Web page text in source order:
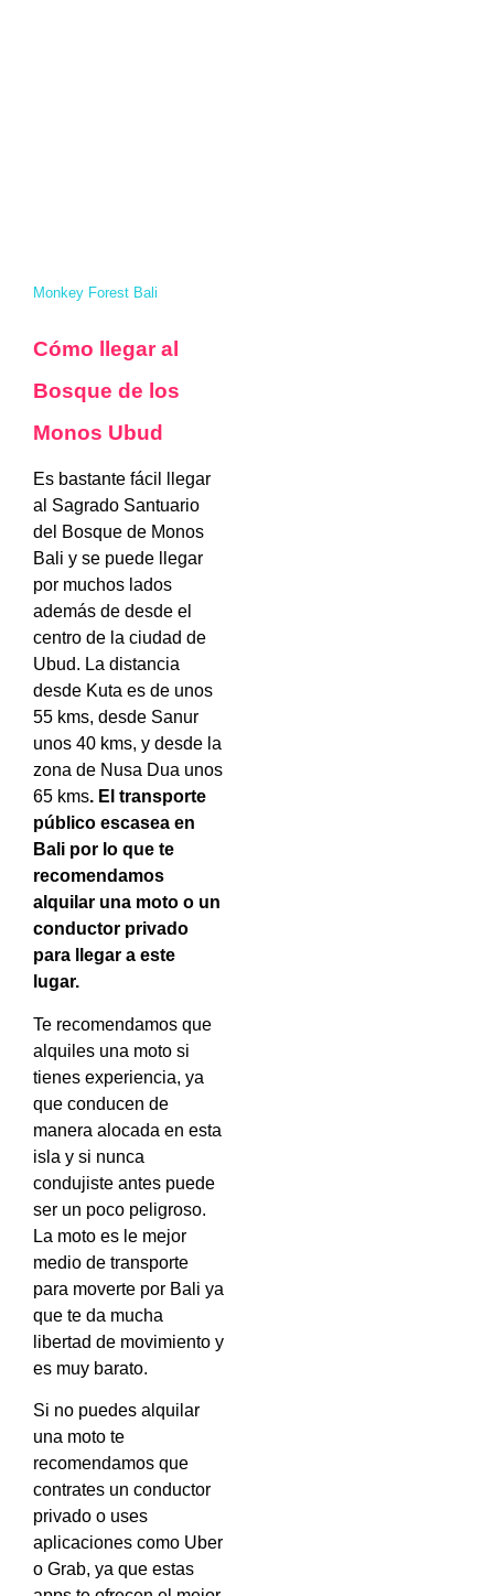
Monkey Forest Bali
Cómo llegar al
Bosque de los
Monos Ubud
Es bastante fácil llegar
al Sagrado Santuario
del Bosque de Monos
Bali y se puede llegar
por muchos lados
además de desde el
centro de la ciudad de
Ubud. La distancia
desde Kuta es de unos
55 kms, desde Sanur
unos 40 kms, y desde la
zona de Nusa Dua unos
65 kms. El transporte
público escasea en
Bali por lo que te
recomendamos
alquilar una moto o un
conductor privado
para llegar a este
lugar.
Te recomendamos que
alquiles una moto si
tienes experiencia, ya
que conducen de
manera alocada en esta
isla y si nunca
condujiste antes puede
ser un poco peligroso.
La moto es le mejor
medio de transporte
para moverte por Bali ya
que te da mucha
libertad de movimiento y
es muy barato.
Si no puedes alquilar
una moto te
recomendamos que
contrates un conductor
privado o uses
aplicaciones como Uber
o Grab, ya que estas